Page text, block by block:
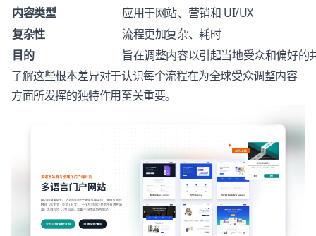
内容类型
应用于网站、营销和 UI/UX
复杂性
流程更加复杂、耗时
目的
旨在调整内容以引起当地受众和偏好的
了解这些根本差异对于认识每个流程在为全球受众调整内容
方面所发挥的独特作用至关重要。